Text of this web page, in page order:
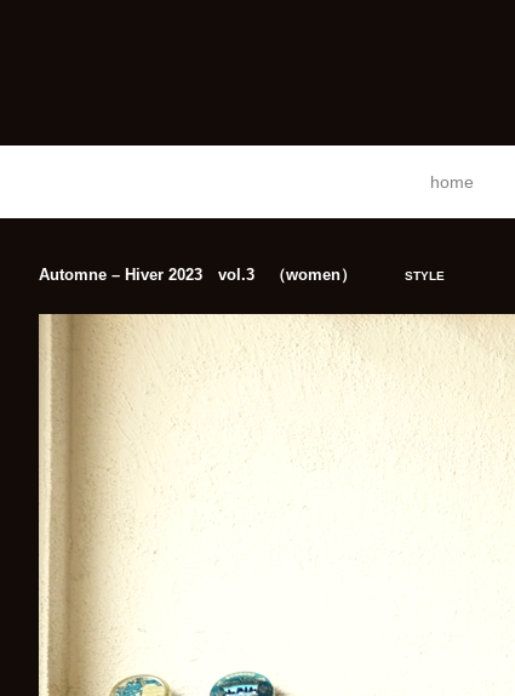
home
Automne – Hiver 2023 vol.3 （women） STYLE